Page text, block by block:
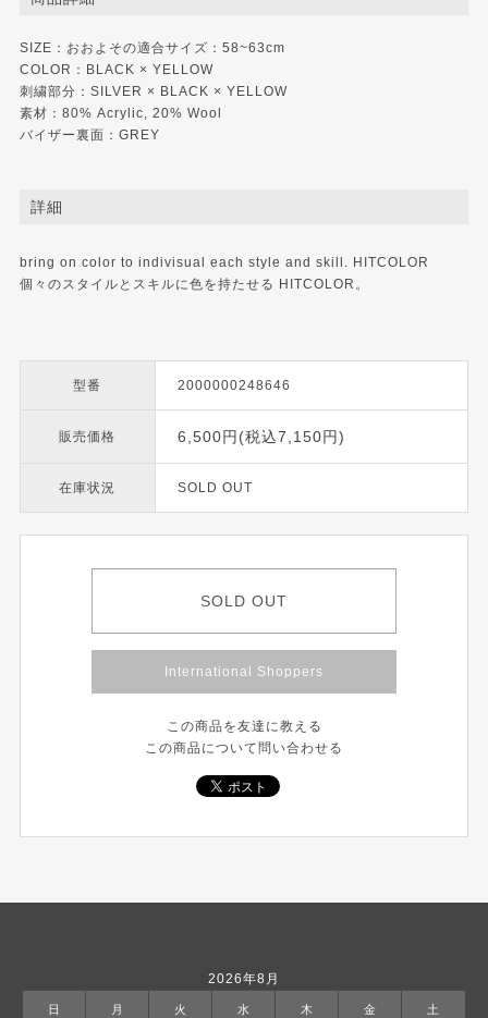
SIZE：おおよその適合サイズ：58~63cm
COLOR：BLACK × YELLOW
刺繍部分：SILVER × BLACK × YELLOW
素材：80% Acrylic, 20% Wool
バイザー裏面：GREY
詳細
bring on color to indivisual each style and skill. HITCOLOR
個々のスタイルとスキルに色を持たせる HITCOLOR。
型番 2000000248646
販売価格 6,500円(税込7,150円)
在庫状況 SOLD OUT
SOLD OUT
International Shoppers
この商品を友達に教える
この商品について問い合わせる
2026年8月
日 月 火 水 木 金 土